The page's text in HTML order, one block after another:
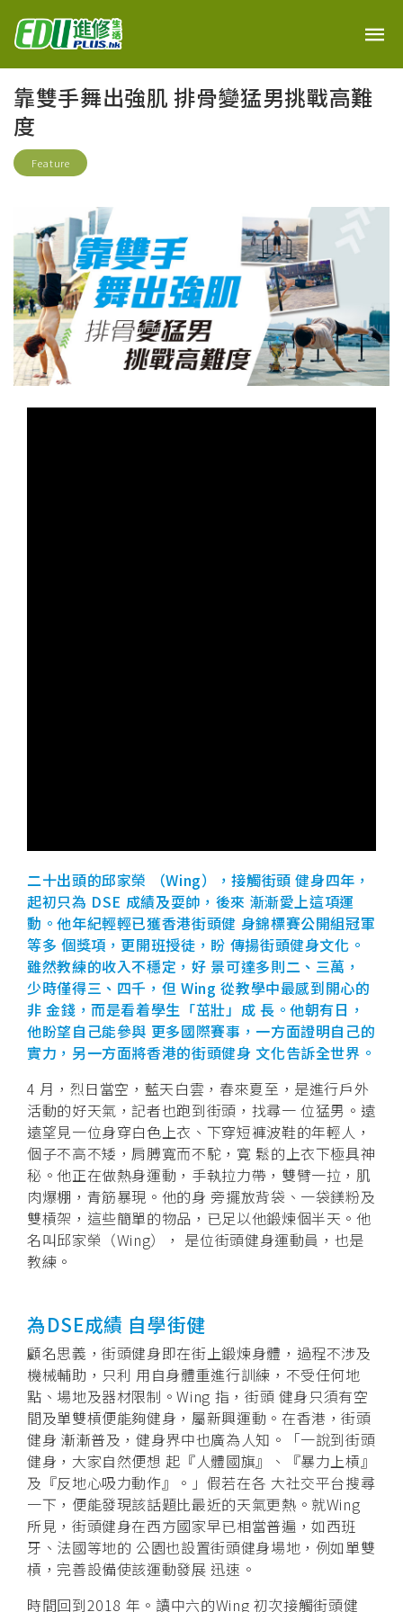
靠雙手舞出強肌 排骨變猛男挑戰高難
度
Feature
二十出頭的邱家榮 （Wing），接觸街頭 健身四年，
起初只為 DSE 成績及耍帥，後來 漸漸愛上這項運
動。他年紀輕輕已獲香港街頭健 身錦標賽公開組冠軍
等多 個獎項，更開班授徒，盼 傳揚街頭健身文化。
雖然教練的收入不穩定，好 景可達多則二、三萬，
少時僅得三、四千，但 Wing 從教學中最感到開心的
非 金錢，而是看着學生「茁壯」成 長。他朝有日，
他盼望自己能參與 更多國際賽事，一方面證明自己的
實力，另一方面將香港的街頭健身 文化告訴全世界。
4 月，烈日當空，藍天白雲，春來夏至，是進行戶外
活動的好天氣，記者也跑到街頭，找尋一 位猛男。遠
遠望見一位身穿白色上衣、下穿短褲波鞋的年輕人，
個子不高不矮，肩膊寬而不駝，寛 鬆的上衣下極具神
秘。他正在做熱身運動，手執拉力帶，雙臂一拉，肌
肉爆棚，青筋暴現。他的身 旁擺放背袋、一袋鎂粉及
雙槓架，這些簡單的物品，已足以他鍛煉個半天。他
名叫邱家榮（Wing）， 是位街頭健身運動員，也是
教練。
為DSE成績 自學街健
顧名思義，街頭健身即在街上鍛煉身體，過程不涉及
機械輔助，只利 用自身體重進行訓練，不受任何地
點、場地及器材限制。Wing 指，街頭 健身只須有空
間及單雙槓便能夠健身，屬新興運動。在香港，街頭
健身 漸漸普及，健身界中也廣為人知。「一說到街頭
健身，大家自然便想 起『人體國旗』、『暴力上槓』
及『反地心吸力動作』。」假若在各 大社交平台搜尋
一下，便能發現該話題比最近的天氣更熱。就Wing
所見，街頭健身在西方國家早已相當普遍，如西班
牙、法國等地的 公園也設置街頭健身場地，例如單雙
槓，完善設備使該運動發展 迅速。
時間回到2018 年。讀中六的Wing 初次接觸街頭健